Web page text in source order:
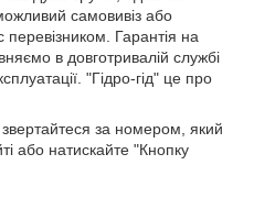
самовивіз або
Гарантія на
в довготривалій службі
"Гідро-гід" це про
за номером, який
або натискайте "Кнопку